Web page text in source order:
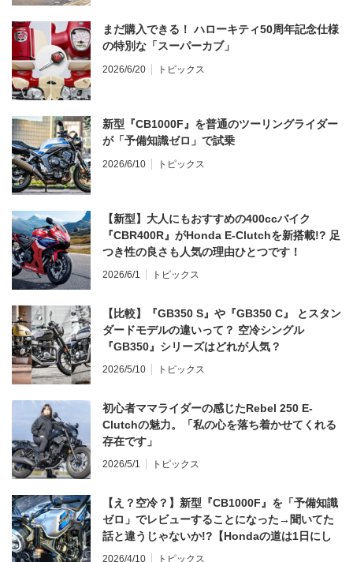
まだ購入できる！ ハローキティ50周年記念仕様
の特別な「スーパーカブ」
2026/6/20 トピックス
新型『CB1000F』を普通のツーリングライダー
が「予備知識ゼロ」で試乗
2026/6/10 トピックス
【新型】大人にもおすすめの400ccバイク
『CBR400R』がHonda E-Clutchを新搭載!? 足
つき性の良さも人気の理由ひとつです！
2026/6/1 トピックス
【比較】『GB350 S』や『GB350 C』 とスタン
ダードモデルの違いって？ 空冷シングル
『GB350』シリーズはどれが人気？
2026/5/10 トピックス
初心者ママライダーの感じたRebel 250 E-
Clutchの魅力。「私の心を落ち着かせてくれる
存在です」
2026/5/1 トピックス
【え？空冷？】新型『CB1000F』を「予備知識
ゼロ」でレビューすることになった→聞いてた
話と違うじゃないか!?【Hondaの道は1日にし
てならず／CB1000F ①第一印象 編】
2026/4/10 トピックス